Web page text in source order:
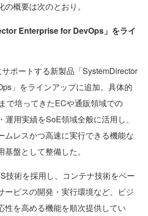
概要は次のとおり。
Enterprise for DevOps」をライ
ポートする新製品「SystemDirector
」をラインアップに追加。具体的
で培ってきたECや通販領域での
用実績をSoE領域全般に活用し、
ムレスかつ高速に実行できる機能な
盤として整備した。
技術を採用し、コンテナ技術をベー
ービスの開発・実行環境など、ビジ
性を高める機能を順次提供してい